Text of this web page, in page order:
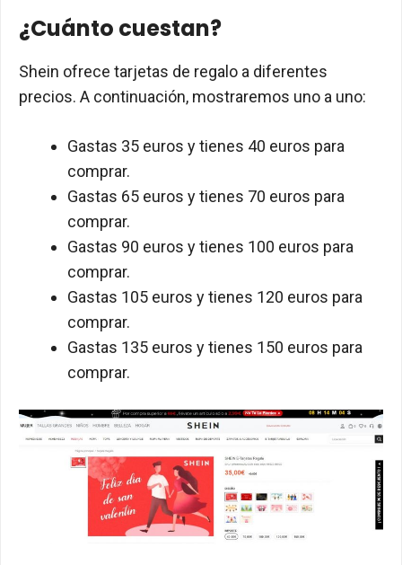
¿Cuánto cuestan?
Shein ofrece tarjetas de regalo a diferentes
precios. A continuación, mostraremos uno a uno:
Gastas 35 euros y tienes 40 euros para
comprar.
Gastas 65 euros y tienes 70 euros para
comprar.
Gastas 90 euros y tienes 100 euros para
comprar.
Gastas 105 euros y tienes 120 euros para
comprar.
Gastas 135 euros y tienes 150 euros para
comprar.